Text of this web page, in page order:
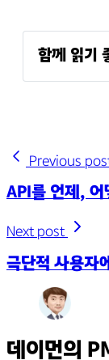
함께 읽기
좋은
Previous
API를 언제,
Next post
극단적 사용자
데이먼의